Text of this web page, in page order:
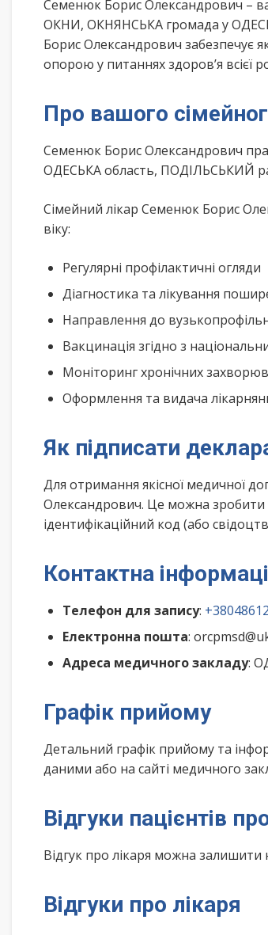
Семенюк Борис Олександрович –
ОКНИ, ОКНЯНСЬКА громада у
Борис Олександрович забезпечує
опорою у питаннях здоров’я всієї
Про вашого
Семенюк Борис Олександрович
ОДЕСЬКА область, ПОДІЛЬСЬКИЙ
Сімейний лікар Семенюк Борис
віку:
Регулярні профілактичні огляди
Діагностика та лікування
Направлення до
Вакцинація згідно з
Моніторинг хронічних
Оформлення та видача
Як підписати
Для отримання якісної медичної
Олександрович. Це можна зробити
ідентифікаційний код (або
Контактна
Телефон для запису:
Електронна пошта:
Адреса медичного закладу:
Графік прийому
Детальний графік прийому та
даними або на сайті медичного
Відгуки пацієнтів
Відгук про лікаря можна залишити
Відгуки про лікаря